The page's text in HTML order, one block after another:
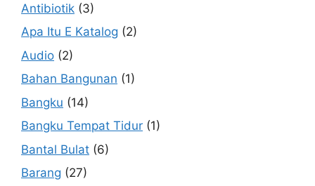
Antibiotik (3)
Apa Itu E Katalog (2)
Audio (2)
Bahan Bangunan (1)
Bangku (14)
Bangku Tempat Tidur (1)
Bantal Bulat (6)
Barang (27)